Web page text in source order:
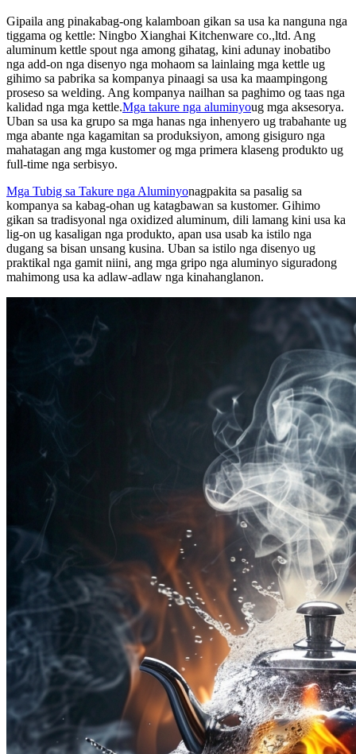
Gipaila ang pinakabag-ong kalamboan gikan sa usa ka nanguna nga
tiggama og kettle: Ningbo Xianghai Kitchenware co.,ltd. Ang
aluminum kettle spout nga among gihatag, kini adunay inobatibo
nga add-on nga disenyo nga mohaom sa lainlaing mga kettle ug
gihimo sa pabrika sa kompanya pinaagi sa usa ka maampingong
proseso sa welding. Ang kompanya nailhan sa paghimo og taas nga
kalidad nga mga kettle.Mga takure nga aluminyoug mga aksesorya.
Uban sa usa ka grupo sa mga hanas nga inhenyero ug trabahante ug
mga abante nga kagamitan sa produksiyon, among gisiguro nga
mahatagan ang mga kustomer og mga primera klaseng produkto ug
full-time nga serbisyo.
Mga Tubig sa Takure nga Aluminyonagpakita sa pasalig sa
kompanya sa kabag-ohan ug katagbawan sa kustomer. Gihimo
gikan sa tradisyonal nga oxidized aluminum, dili lamang kini usa ka
lig-on ug kasaligan nga produkto, apan usa usab ka istilo nga
dugang sa bisan unsang kusina. Uban sa istilo nga disenyo ug
praktikal nga gamit niini, ang mga gripo nga aluminyo siguradong
mahimong usa ka adlaw-adlaw nga kinahanglanon.